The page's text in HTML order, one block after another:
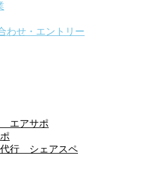
わせ・エントリー
エアサポ
代行 シェアスペ